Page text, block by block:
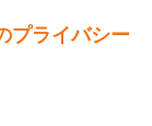
プライバシー